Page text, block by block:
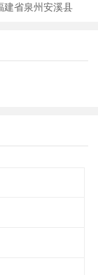
建省泉州安溪县